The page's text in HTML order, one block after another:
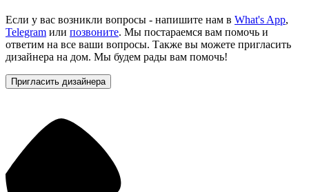
Если у вас возникли вопросы - напишите нам в What's App,
Telegram или позвоните. Мы постараемся вам помочь и
ответим на все ваши вопросы. Также вы можете пригласить
дизайнера на дом. Мы будем рады вам помочь!
Пригласить дизайнера